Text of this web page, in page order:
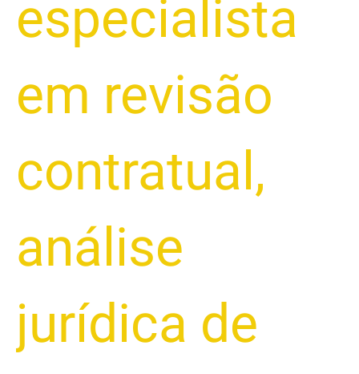
especialista
em revisão
contratual ,
análise
jurídica de